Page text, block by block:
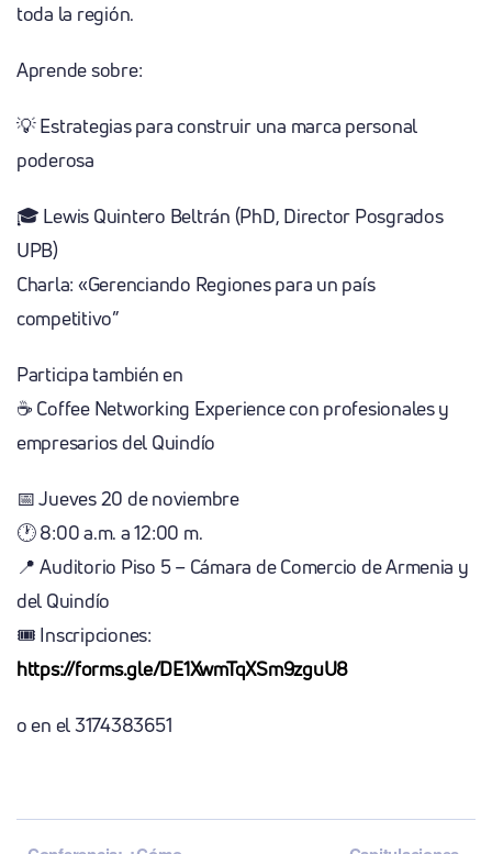
toda la región.
Aprende sobre:
💡 Estrategias para construir una marca personal
poderosa
🎓 Lewis Quintero Beltrán (PhD, Director Posgrados
UPB)
Charla: «Gerenciando Regiones para un país
competitivo”
Participa también en
☕ Coffee Networking Experience con profesionales y
empresarios del Quindío
📅 Jueves 20 de noviembre
🕐 8:00 a.m. a 12:00 m.
📍 Auditorio Piso 5 – Cámara de Comercio de Armenia y
del Quindío
🎟️ Inscripciones:
https://forms.gle/DE1XwmTqXSm9zguU8
o en el 3174383651